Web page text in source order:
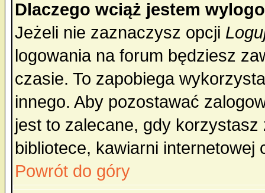
Dlaczego wciąż jestem
Jeżeli nie zaznaczysz opcji
logowania na forum będziesz
czasie. To zapobiega
innego. Aby pozostawać
jest to zalecane, gdy
bibliotece, kawiarni internetowej
Powrót do góry